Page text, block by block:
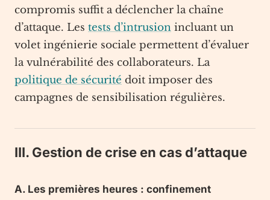
compromis suffit a déclencher la chaîne
d’attaque. Les tests d’intrusion incluant un
volet ingénierie sociale permettent d’évaluer
la vulnérabilité des collaborateurs. La
politique de sécurité doit imposer des
campagnes de sensibilisation régulières.
III. Gestion de crise en cas d’attaque
A. Les premières heures : confinement